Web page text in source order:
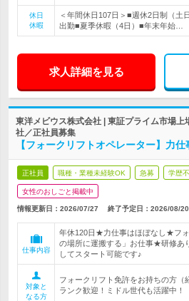
休日
休暇
＜年間休日107日＞■週休2日制（土
出勤■夏季休暇（4日）■年末年始…
求人詳細を見る
東洋メビウス株式会社 | 東証プライム市場
社／正社員募集
【フォークリフトオペレーター】力
正社員 職種・業種未経験OK 急募 学歴
女性のおしごと掲載中
情報更新日：2026/07/27 終了予定日： 2026/08/20
仕事内容
年休120日★力仕事はほぼなし★フ
の場所に運搬する」お仕事★研修あ
してスタート可能です♪
対象と
なる方
フォークリフト免許をお持ちの方
ランク歓迎！ミドル世代も活躍中！